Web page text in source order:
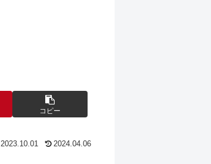
コピー
2023.10.01 2024.04.06